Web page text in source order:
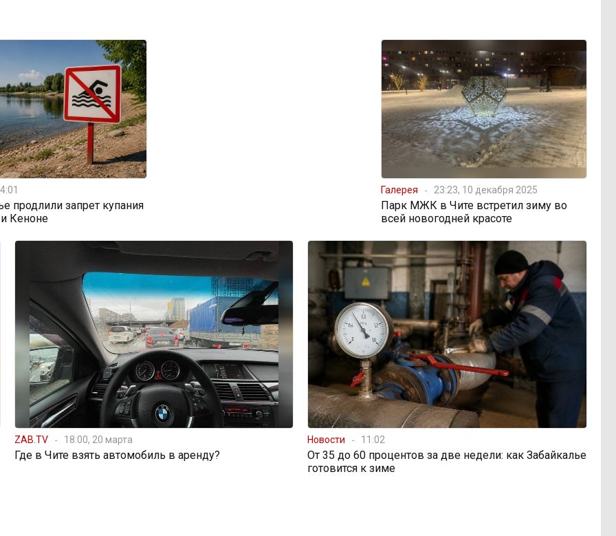
продлили запрет купания
Кеноне
Галерея 23:23, 10 декабря 2025
Парк МЖК в Чите встретил зиму во
всей новогодней красоте
ZAB.TV 18:00, 20 марта
Где в Чите взять автомобиль в аренду?
Новости 11:02
От 35 до 60 процентов за две недели: как Забайкалье
готовится к зиме